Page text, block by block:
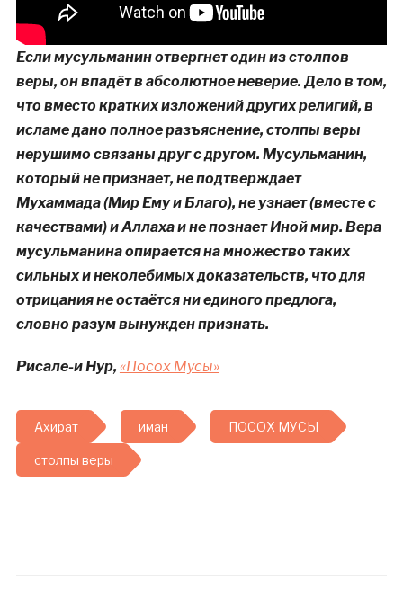
Если мусульманин отвергнет один из столпов
веры, он впадёт в абсолютное неверие. Дело в том,
что вместо кратких изложений других религий, в
исламе дано полное разъяснение, столпы веры
нерушимо связаны друг с другом. Мусульманин,
который не признает, не подтверждает
Мухаммада (Мир Ему и Благо), не узнает (вместе с
качествами) и Аллаха и не познает Иной мир. Вера
мусульманина опирается на множество таких
сильных и неколебимых доказательств, что для
отрицания не остаётся ни единого предлога,
словно разум вынужден признать.
Рисале-и Нур, «Посох Мусы»
Ахират иман ПОСОХ МУСЫ
столпы веры